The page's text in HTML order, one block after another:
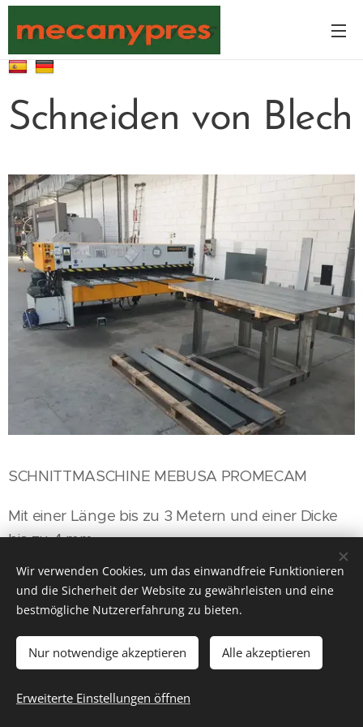
Schneiden von Blech
SCHNITTMASCHINE MEBUSA PROMECAM
Mit einer Länge bis zu 3 Metern und einer Dicke
bis zu 4 mm.
Unterstützt vonWebnode Cookies
Español
Deutsch
Wir verwenden Cookies, um das einwandfreie Funktionieren
und die Sicherheit der Website zu gewährleisten und eine
bestmögliche Nutzererfahrung zu bieten.
Nur notwendige akzeptieren Alle akzeptieren
Erweiterte Einstellungen öffnen